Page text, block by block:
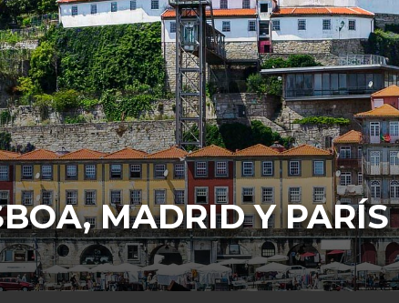
MADRID Y PARÍS